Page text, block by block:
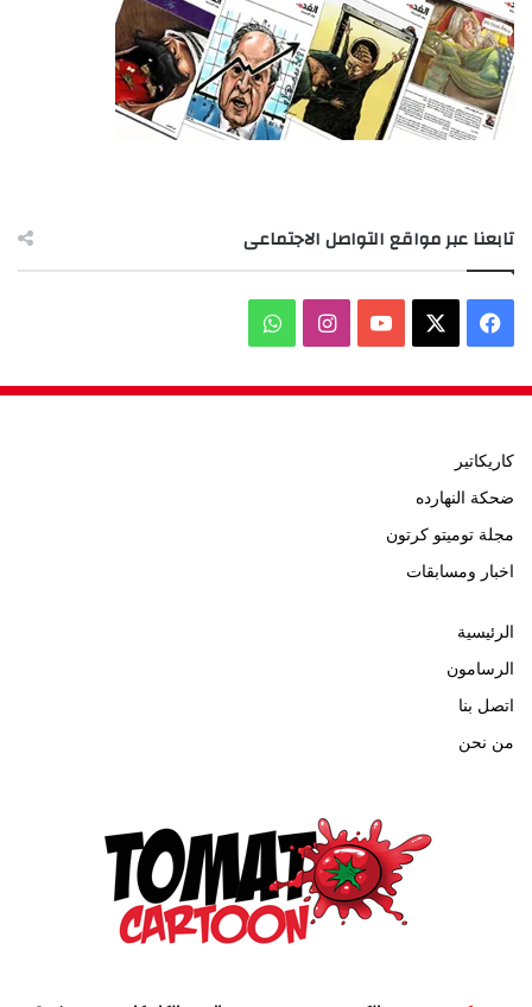
تابعنا عبر مواقع التواصل الاجتماعى
فيسبوك ‫YouTubeانستقرامواتساب
كاريكاتير
ضحكة النهارده
مجلة توميتو كرتون
اخبار ومسابقات
الرئيسية
الرسامون
اتصل بنا
من نحن